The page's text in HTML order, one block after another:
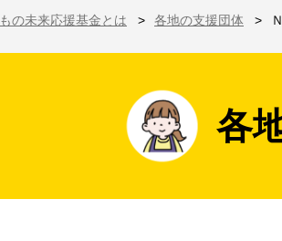
の未来応援基金とは 各地の支援団体
各